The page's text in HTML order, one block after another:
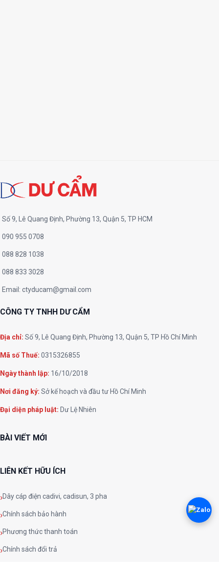
Số 9, Lê Quang Định, Phường 13, Quận 5, TP HCM
090 955 0708
088 828 1038
088 833 3028
Email: ctyducam@gmail.com
CÔNG TY TNHH DƯ CẨM
Địa chỉ: Số 9, Lê Quang Định, Phường 13, Quận 5, TP Hồ Chí Minh
Mã số Thuế: 0315326855
Ngày thành lập: 16/10/2018
Nơi đăng ký: Sở kế hoạch và đầu tư Hồ Chí Minh
Đại diện pháp luật: Dư Lệ Nhiên
BÀI VIẾT MỚI
LIÊN KẾT HỮU ÍCH
Dây cáp điện cadivi, cadisun, 3 pha
Chính sách bảo hành
Phương thức thanh toán
Chính sách đổi trả